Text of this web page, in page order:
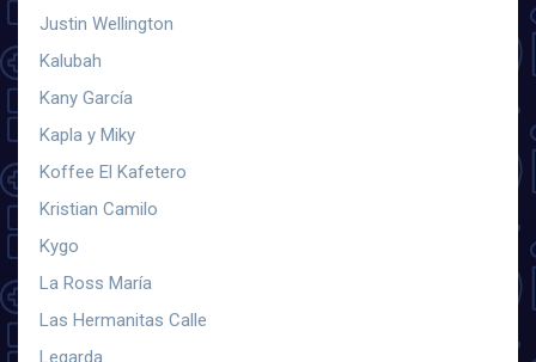
Justin Wellington
Kalubah
Kany García
Kapla y Miky
Koffee El Kafetero
Kristian Camilo
Kygo
La Ross María
Las Hermanitas Calle
Legarda